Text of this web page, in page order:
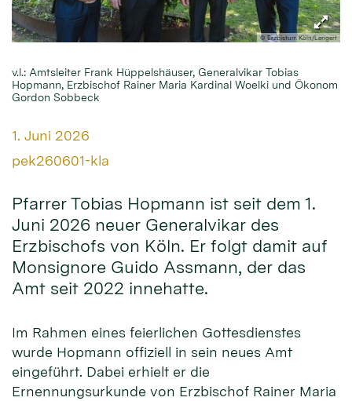
© Erzbistum Köln/Lengert
v.l.: Amtsleiter Frank Hüppelshäuser, Generalvikar Tobias
Hopmann, Erzbischof Rainer Maria Kardinal Woelki und Ökonom
Gordon Sobbeck
Datum:
1. Juni 2026
Von:
pek260601-kla
Pfarrer Tobias Hopmann ist seit dem 1.
Juni 2026 neuer Generalvikar des
Erzbischofs von Köln. Er folgt damit auf
Monsignore Guido Assmann, der das
Amt seit 2022 innehatte.
Im Rahmen eines feierlichen Gottesdienstes
wurde Hopmann offiziell in sein neues Amt
eingeführt. Dabei erhielt er die
Ernennungsurkunde von Erzbischof Rainer Maria